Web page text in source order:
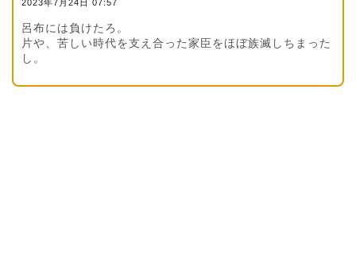
2023年7月24日 07:57
呂布には負けたろ。
片や、苦しい時代を支え合った家臣をほぼ族滅しちまった
し。